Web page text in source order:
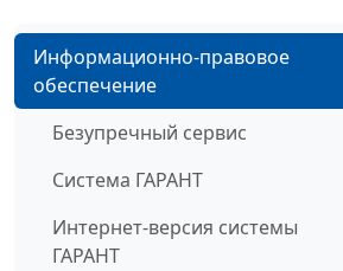
Информационно-правовое
обеспечение
Безупречный сервис
Система ГАРАНТ
Интернет-версия системы
ГАРАНТ